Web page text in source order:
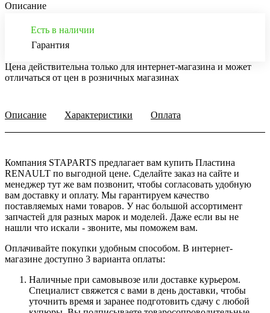
Описание
Есть в наличии
Гарантия
Цена действительна только для интернет-магазина и может
отличаться от цен в розничных магазинах
Описание Характеристики Оплата
Компания STAPARTS предлагает вам купить Пластина
RENAULT по выгодной цене. Сделайте заказ на сайте и
менеджер тут же вам позвонит, чтобы согласовать удобную
вам доставку и оплату. Мы гарантируем качество
поставляемых нами товаров. У нас большой ассортимент
запчастей для разных марок и моделей. Даже если вы не
нашли что искали - звоните, мы поможем вам.
Оплачивайте покупки удобным способом. В интернет-
магазине доступно 3 варианта оплаты:
Наличные при самовывозе или доставке курьером.
Специалист свяжется с вами в день доставки, чтобы
уточнить время и заранее подготовить сдачу с любой